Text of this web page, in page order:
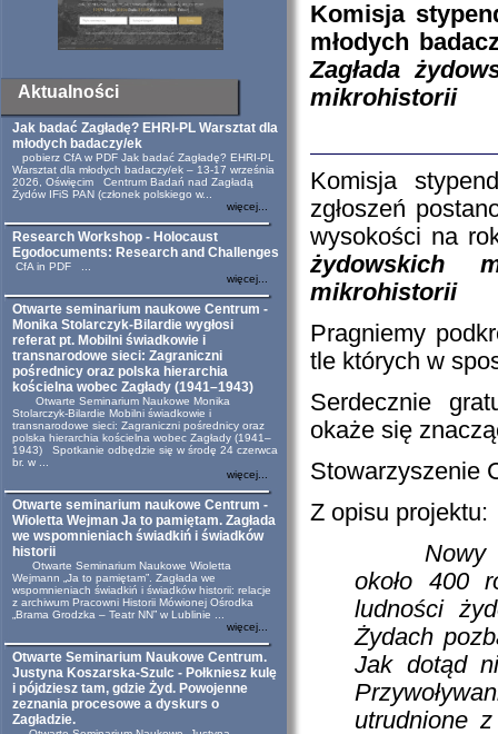
Aktualności
Jak badać Zagładę? EHRI-PL Warsztat dla
młodych badaczy/ek
pobierz CfA w PDF Jak badać Zagładę? EHRI-PL
Warsztat dla młodych badaczy/ek – 13-17 września
2026, Oświęcim Centrum Badań nad Zagładą
Żydów IFiS PAN (członek polskiego w...
więcej...
Research Workshop - Holocaust
Egodocuments: Research and Challenges
CfA in PDF ...
więcej...
Otwarte seminarium naukowe Centrum -
Monika Stolarczyk-Bilardie wygłosi
referat pt. Mobilni świadkowie i
transnarodowe sieci: Zagraniczni
pośrednicy oraz polska hierarchia
kościelna wobec Zagłady (1941–1943)
Otwarte Seminarium Naukowe Monika
Stolarczyk-Bilardie Mobilni świadkowie i
transnarodowe sieci: Zagraniczni pośrednicy oraz
polska hierarchia kościelna wobec Zagłady (1941–
1943) Spotkanie odbędzie się w środę 24 czerwca
br. w ...
więcej...
Otwarte seminarium naukowe Centrum -
Wioletta Wejman Ja to pamiętam. Zagłada
we wspomnieniach świadkiń i świadków
historii
Otwarte Seminarium Naukowe Wioletta
Wejmann „Ja to pamiętam”. Zagłada we
wspomnieniach świadkiń i świadków historii: relacje
z archiwum Pracowni Historii Mówionej Ośrodka
„Brama Grodzka – Teatr NN” w Lublinie ...
więcej...
Otwarte Seminarium Naukowe Centrum.
Justyna Koszarska-Szulc - Połkniesz kulę
i pójdziesz tam, gdzie Żyd. Powojenne
zeznania procesowe a dyskurs o
Zagładzie.
Komisja
młodych
Zagłada
mikrohistorii
Komisja
zgłoszeń
wysokości na
żydowskich
mikrohistorii
Pragniemy
tle których w
Serdecznie
okaże się
Stowarzyszenie
Z opisu projektu:
Nowy
około 400
ludności
Żydach
Jak dotąd
utrudnione